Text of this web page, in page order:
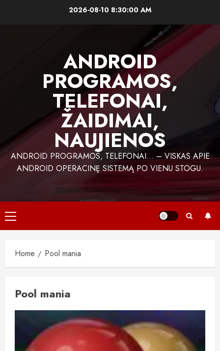
2026-08-10 8:30:00 AM
ANDROID
PROGRAMOS,
TELEFONAI,
ŽAIDIMAI,
NAUJIENOS
ANDROID PROGRAMOS, TELEFONAI… – VISKAS APIE
ANDROID OPERACINĘ SISTEMĄ PO VIENU STOGU.
Primary
Menu
Home Pool mania
Pool mania